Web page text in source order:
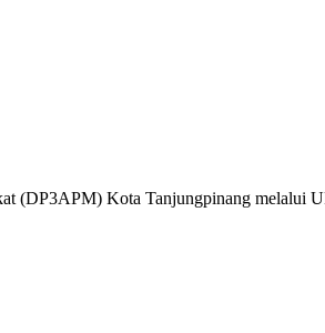
(DP3APM) Kota Tanjungpinang melalui